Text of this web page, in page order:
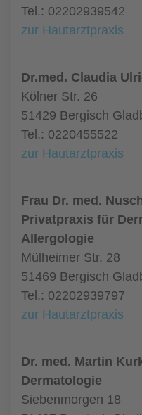
Tel.: 02202939542
zur Hautarztpraxis
Dr.med. Claudia
Kölner Str. 26
51429 Bergisch
Tel.: 0220455522
zur Hautarztpraxis
Frau Dr. med.
Privatpraxis für
Allergologie
Mülheimer Str. 28
51469 Bergisch
Tel.: 02202939797
zur Hautarztpraxis
Dr. med. Martin
Dermatologie
Siebenmorgen 18